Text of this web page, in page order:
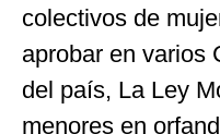
colectivos de
aprobar en varios
del país, La Ley
menores en